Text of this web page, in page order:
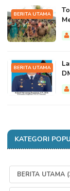
BERITA UTAMA
BERITA UTAMA
KATEGORI
BERITA UTAMA